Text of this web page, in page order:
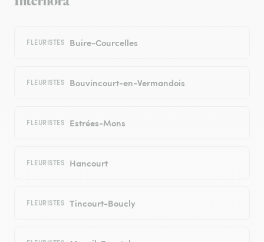
FLEURISTES Buire-Courcelles
FLEURISTES Bouvincourt-en-Vermandois
FLEURISTES Estrées-Mons
FLEURISTES Hancourt
FLEURISTES Tincourt-Boucly